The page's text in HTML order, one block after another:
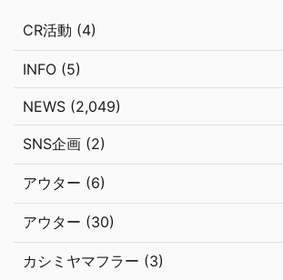
CR活動 (4)
INFO (5)
NEWS (2,049)
SNS企画 (2)
アウター (6)
アウター (30)
カシミヤマフラー (3)